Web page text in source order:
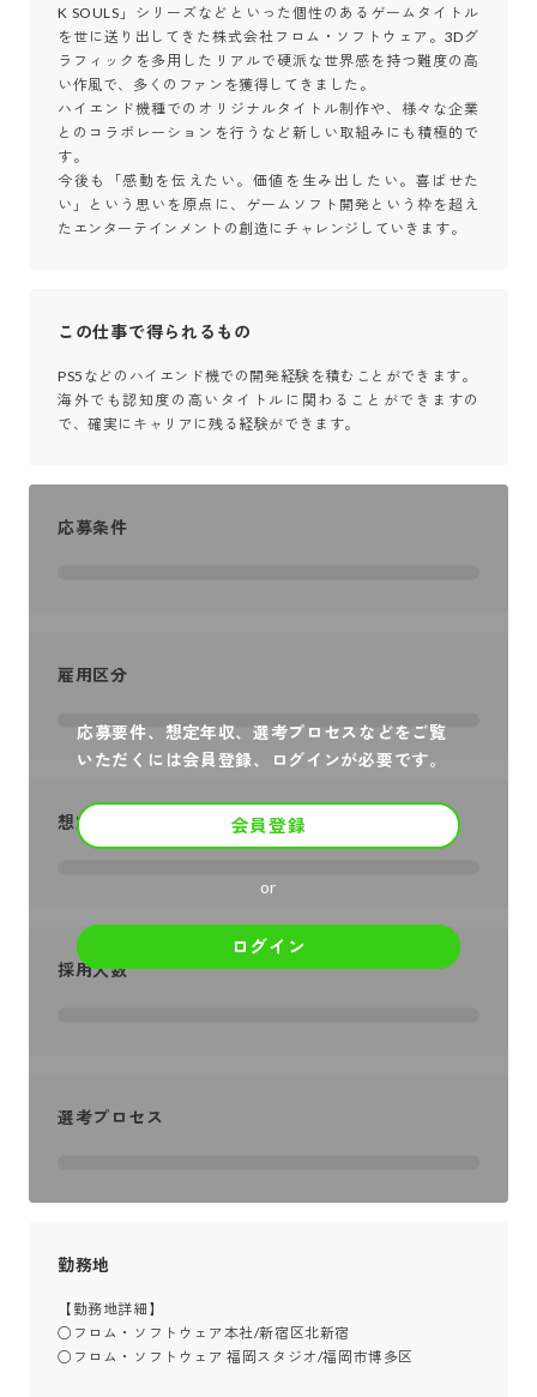
K SOULS」シリーズなどといった個性のあるゲームタイトル
を世に送り出してきた株式会社フロム・ソフトウェア。3Dグ
ラフィックを多用したリアルで硬派な世界感を持つ難度の高
い作風で、多くのファンを獲得してきました。
ハイエンド機種でのオリジナルタイトル制作や、様々な企業
とのコラボレーションを行うなど新しい取組みにも積極的で
す。
今後も「感動を伝えたい。価値を生み出したい。喜ばせた
い」という思いを原点に、ゲームソフト開発という枠を超え
たエンターテインメントの創造にチャレンジしていきます。
この仕事で得られるもの
PS5などのハイエンド機での開発経験を積むことができます。
海外でも認知度の高いタイトルに関わることができますの
で、確実にキャリアに残る経験ができます。
応募要件、想定年収、選考プロセスなどをご覧
いただくには会員登録、ログインが必要です。
会員登録
or
ログイン
応募条件
雇用区分
想定年収
採用人数
選考プロセス
勤務地
【勤務地詳細】
○フロム・ソフトウェア本社/新宿区北新宿
○フロム・ソフトウェア 福岡スタジオ/福岡市博多区